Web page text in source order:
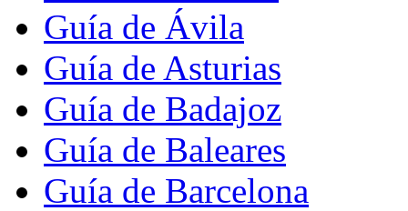
Guía de Ávila
Guía de Asturias
Guía de Badajoz
Guía de Baleares
Guía de Barcelona